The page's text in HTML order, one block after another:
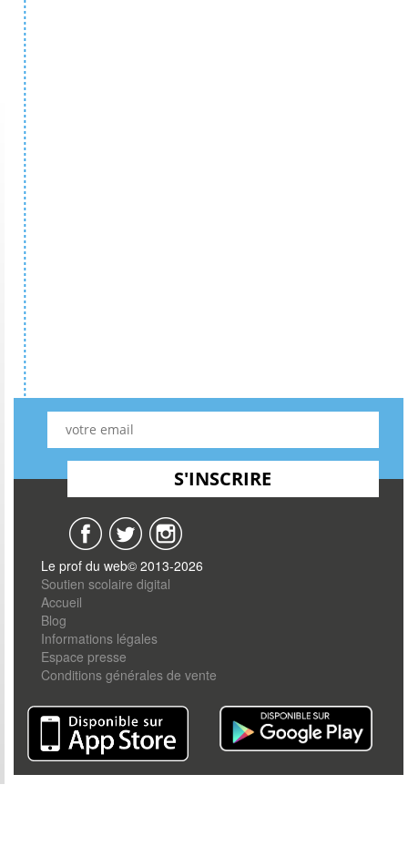
Le prof du web© 2013-2026
Soutien scolaire digital
Accueil
Blog
Informations légales
Espace presse
Conditions générales de vente